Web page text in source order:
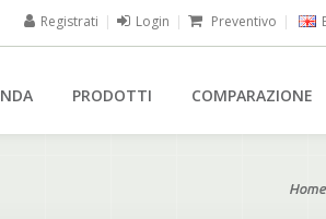
Registrati | Login | Preventivo |
PRODOTTI COMPARAZIONE
Home